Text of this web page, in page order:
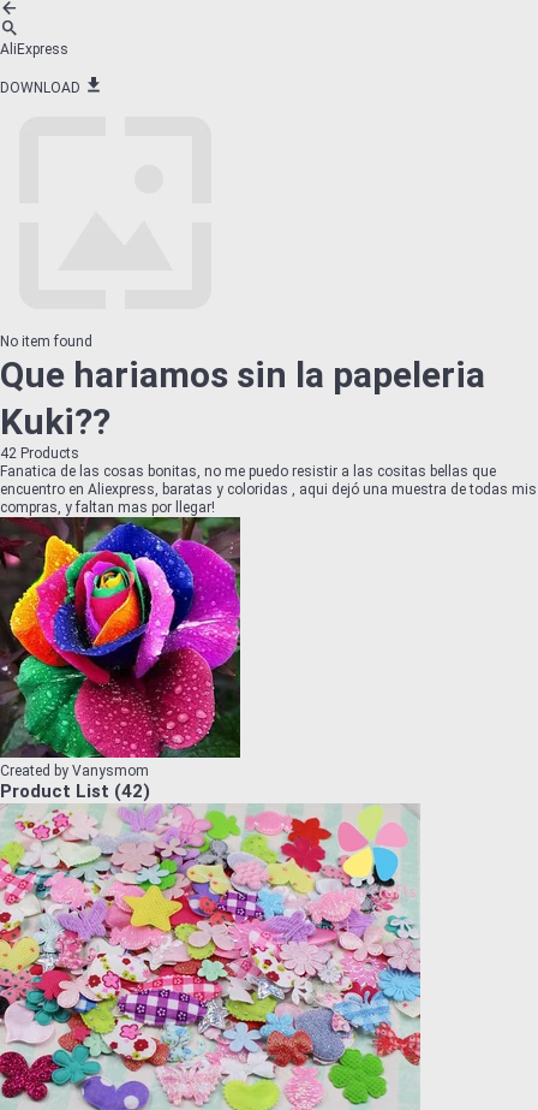
AliExpress
DOWNLOAD
No item found
Que hariamos sin la papeleria
Kuki??
42 Products
Fanatica de las cosas bonitas, no me puedo resistir a las cositas bellas que
encuentro en Aliexpress, baratas y coloridas , aqui dejó una muestra de todas mis
compras, y faltan mas por llegar!
Created by Vanysmom
Product List (42)